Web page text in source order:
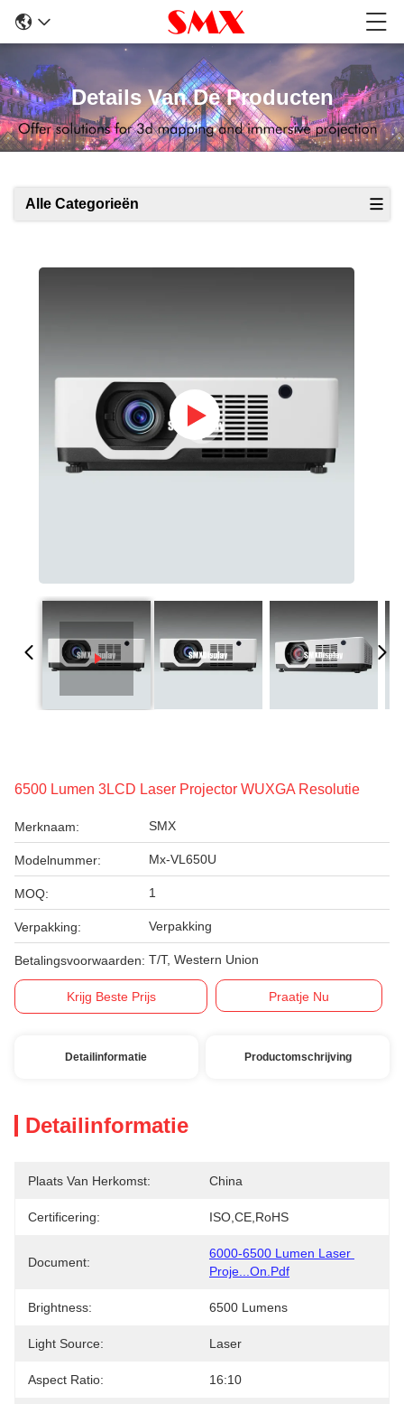
Details Van De Producten
Alle Categorieën
6500 Lumen 3LCD Laser Projector WUXGA Resolutie
Merknaam: SMX
Modelnummer: Mx-VL650U
MOQ: 1
Verpakking: Verpakking
Betalingsvoorwaarden: T/T, Western Union
Krijg Beste Prijs Praatje Nu
Detailinformatie Productomschrijving
Detailinformatie
Plaats Van Herkomst: China
Certificering: ISO,CE,RoHS
Document:
6000-6500 Lumen Laser
Proje...on.pdf
Brightness: 6500 Lumens
Light Source: Laser
Aspect Ratio: 16:10